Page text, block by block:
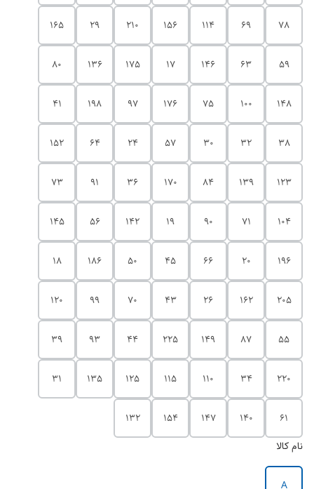
78
69
114
156
210
29
165
59
63
146
17
175
136
80
148
100
75
176
97
198
41
38
32
30
57
24
64
152
123
139
84
170
36
91
73
104
71
90
19
142
56
145
196
20
66
45
50
186
18
205
162
26
43
70
99
120
55
87
149
225
44
93
39
220
34
110
115
125
135
31
61
140
147
154
132
نام کالا
A